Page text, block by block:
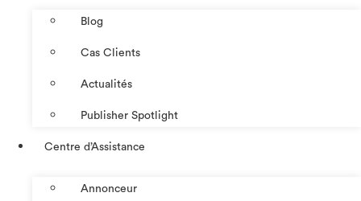
Blog
Cas Clients
Actualités
Publisher Spotlight
Centre d’Assistance
Annonceur